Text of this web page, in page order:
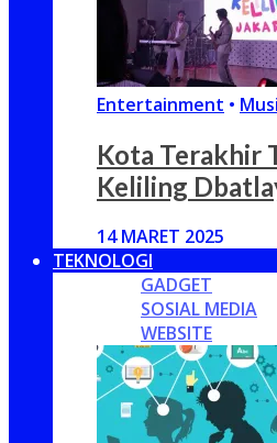
Entertainment •
Kota Terakhir
Keliling
14 MARET 2025
TEKNOLOGI
GADGET
SOSIAL MEDIA
WEBSITE